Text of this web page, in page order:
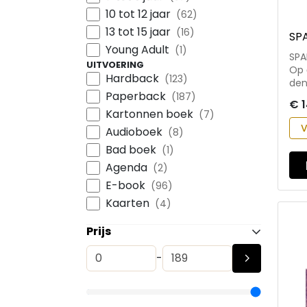
10 tot 12 jaar (62)
13 tot 15 jaar (16)
Young Adult (1)
UITVOERING
Hardback (123)
Paperback (187)
Kartonnen boek (7)
Audioboek (8)
Bad boek (1)
Agenda (2)
E-book (96)
Kaarten (4)
Prijs
-
Op
€